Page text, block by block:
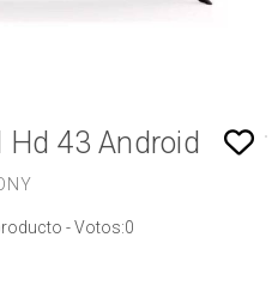
Hd 43 Android
- Votos:0